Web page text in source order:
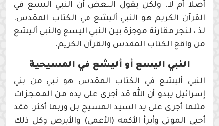
أصلا أم لا. ولكن يقول البعض أن النبي اليسع في
القرآن الكريم هو النبي أليشع في الكتاب المقدس.
لذا، لنجر مقارنة موجزة بين النبي اليسع والنبي أليشع
من واقع الكتاب المقدس والقرآن الكريم.
النبي اليسع أو أليشع في المسيحية
النبي أليشع في الكتاب المقدس هو نبي من بني
إسرائيل يبدو أن الله قد أجرى على يده من المعجزات
مثلما أجرى على يد السيد المسيح بل وربما أكثر. فقد
أحيى الموتى وأبرأ الأكمه (الأعمى) والأبرص وكل ذلك